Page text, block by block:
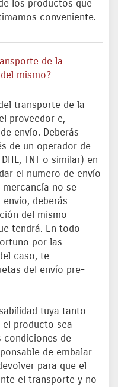
los productos que
conveniente.
de la
mismo?
transporte de la
proveedor e,
envío. Deberás
de un operador de
TNT o similar) en
el numero de envío
mercancía no se
deberás
del mismo
tendrá. En todo
por las
caso, te
del envío pre-
tuya tanto
producto sea
condiciones de
de embalar
para que el
el transporte y no